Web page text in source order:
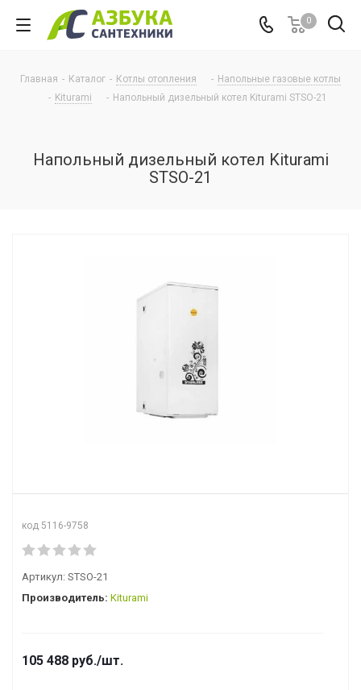
0
Главная - Каталог - Котлы отопления - Напольные газовые котлы
- Kiturami - Напольный дизельный котел Kiturami STSO-21
Напольный дизельный котел Kiturami
STSO-21
код 5116-9758
Артикул: STSO-21
Производитель: Kiturami
105 488 руб./шт.